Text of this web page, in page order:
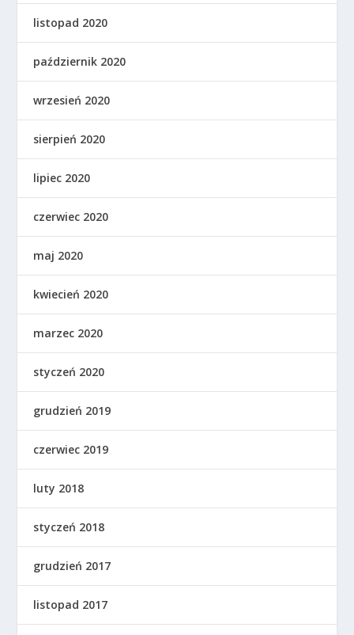
listopad 2020
październik 2020
wrzesień 2020
sierpień 2020
lipiec 2020
czerwiec 2020
maj 2020
kwiecień 2020
marzec 2020
styczeń 2020
grudzień 2019
czerwiec 2019
luty 2018
styczeń 2018
grudzień 2017
listopad 2017